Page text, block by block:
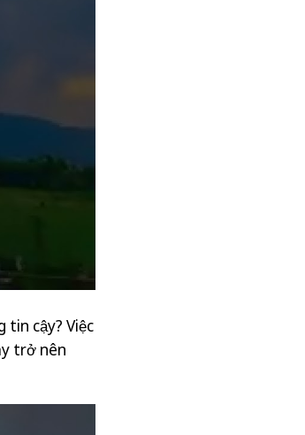
tin cậy? Việc
trở nên